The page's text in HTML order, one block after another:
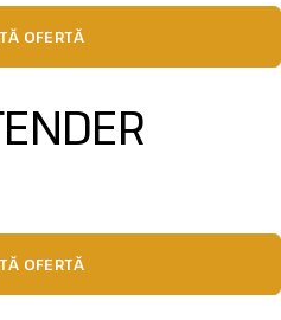
OFERTĂ
OFERTĂ